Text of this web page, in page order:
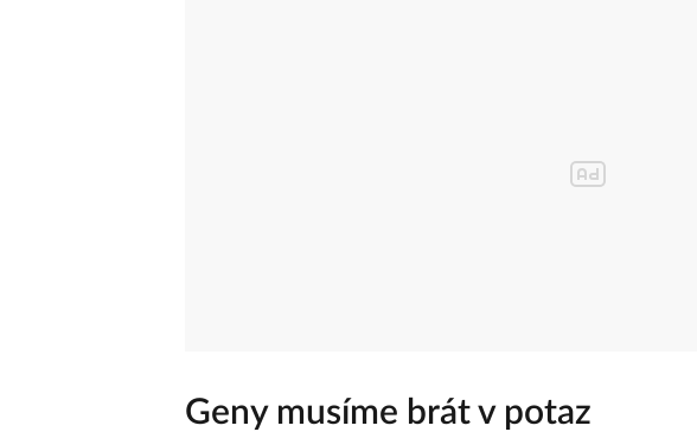
Geny musíme brát v potaz